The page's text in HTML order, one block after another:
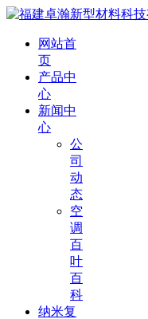
网站首
页
产品中
心
新闻中
心
公
司
动
态
空
调
百
叶
百
科
纳米复